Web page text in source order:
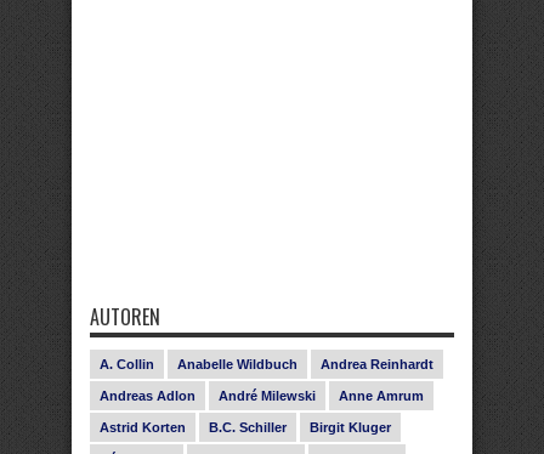
AUTOREN
A. Collin Anabelle Wildbuch Andrea Reinhardt
Andreas Adlon André Milewski Anne Amrum
Astrid Korten B.C. Schiller Birgit Kluger